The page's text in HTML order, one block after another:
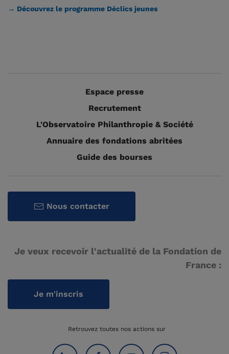
→ Découvrez le programme Déclics jeunes
Espace presse
Recrutement
L'Observatoire Philanthropie & Société
Annuaire des fondations abritées
Guide des bourses
Nous contacter
Je veux recevoir l'actualité de la Fondation de
France :
Je m'inscris
Retrouvez toutes nos actions sur